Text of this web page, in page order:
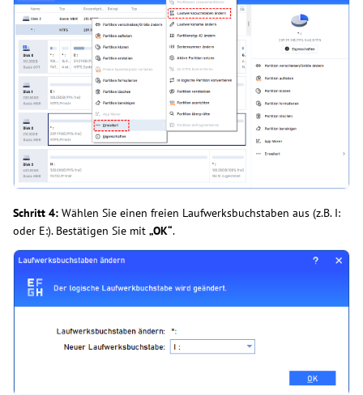
Schritt 4: Wählen Sie einen freien Laufwerksbuchstaben aus (z.B. I:
oder E:). Bestätigen Sie mit „OK“.